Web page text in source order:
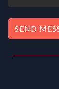
SEND